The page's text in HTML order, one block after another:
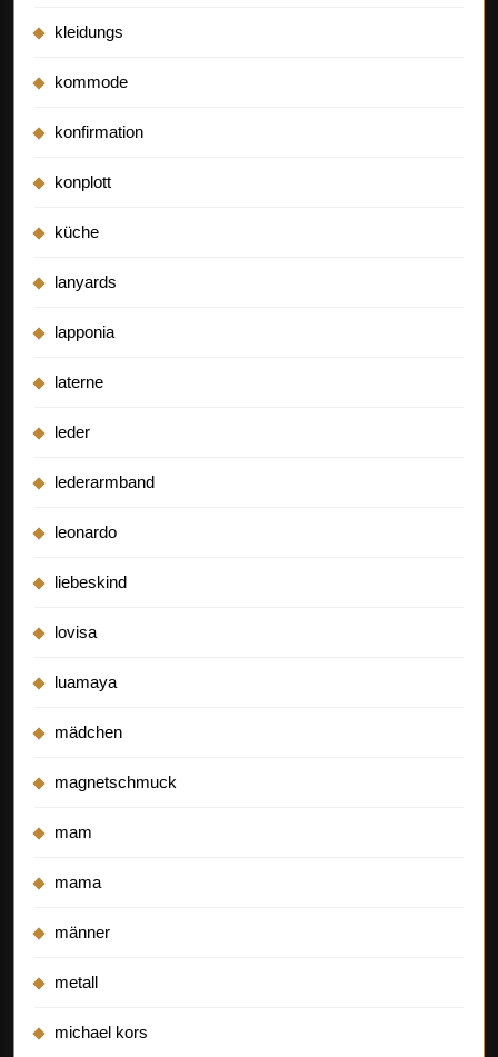
kleidungs
kommode
konfirmation
konplott
küche
lanyards
lapponia
laterne
leder
lederarmband
leonardo
liebeskind
lovisa
luamaya
mädchen
magnetschmuck
mam
mama
männer
metall
michael kors